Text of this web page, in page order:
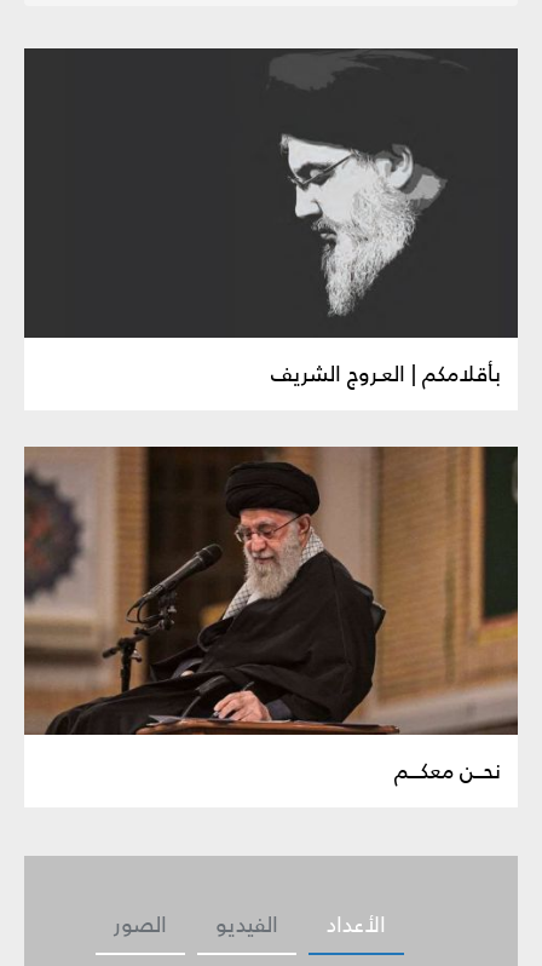
بأقلامكم | العـروج الشريف
نحــن معكـــم
الصور الفيديو الأعداد